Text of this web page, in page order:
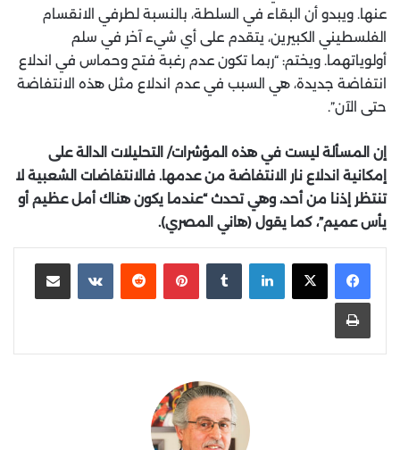
عنها. ويبدو أن البقاء في السلطة، بالنسبة لطرفي الانقسام
الفلسطيني الكبيرين، يتقدم على أي شيء آخر في سلم
أولوياتهما. ويختم: “ربما تكون عدم رغبة فتح وحماس في اندلاع
انتفاضة جديدة، هي السبب في عدم اندلاع مثل هذه الانتفاضة
حتى الآن”.
إن المسألة ليست في هذه المؤشرات/ التحليلات الدالة على
إمكانية اندلاع نار الانتفاضة من عدمها. فالانتفاضات الشعبية لا
تنتظر إذنا من أحد، وهي تحدث “عندما يكون هناك أمل عظيم أو
يأس عميم”، كما يقول (هاني المصري).
لينكدإن بينتيريست